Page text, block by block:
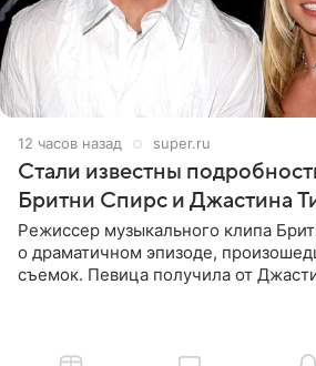
12 часов назад super.ru
Стали известны
Бритни Спирс и Джастина
Режиссер музыкального клипа
о драматичном эпизоде,
съемок. Певица получила от